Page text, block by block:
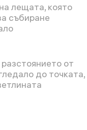
лещата, която
събиране
от
до точката,